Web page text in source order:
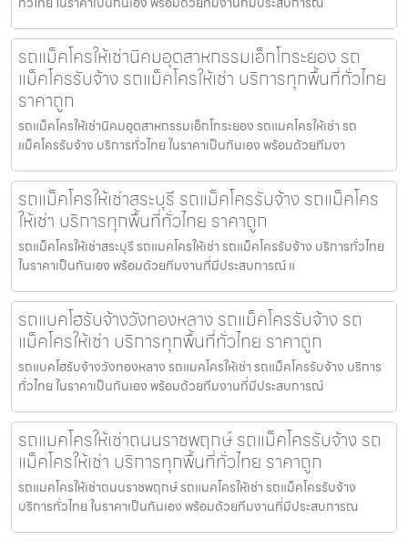
รถแม็คโครให้เช่านิคมอุตสาหกรรมเอ็กโกระยอง รถ
แม็คโครรับจ้าง รถแม็คโครให้เช่า บริการทุกพื้นที่ทั่วไทย
ราคาถูก
รถแม็คโครให้เช่านิคมอุตสาหกรรมเอ็กโกระยอง รถแมคโครให้เช่า รถ
แม็คโครรับจ้าง บริการทั่วไทย ในราคาเป็นกันเอง พร้อมด้วยทีมงา
รถแม็คโครให้เช่าสระบุรี รถแม็คโครรับจ้าง รถแม็คโคร
ให้เช่า บริการทุกพื้นที่ทั่วไทย ราคาถูก
รถแม็คโครให้เช่าสระบุรี รถแมคโครให้เช่า รถแม็คโครรับจ้าง บริการทั่วไทย
ในราคาเป็นกันเอง พร้อมด้วยทีมงานที่มีประสบการณ์ แ
รถแบคโฮรับจ้างวังทองหลาง รถแม็คโครรับจ้าง รถ
แม็คโครให้เช่า บริการทุกพื้นที่ทั่วไทย ราคาถูก
รถแบคโฮรับจ้างวังทองหลาง รถแมคโครให้เช่า รถแม็คโครรับจ้าง บริการ
ทั่วไทย ในราคาเป็นกันเอง พร้อมด้วยทีมงานที่มีประสบการณ์
รถแมคโครให้เช่าถนนราชพฤกษ์ รถแม็คโครรับจ้าง รถ
แม็คโครให้เช่า บริการทุกพื้นที่ทั่วไทย ราคาถูก
รถแมคโครให้เช่าถนนราชพฤกษ์ รถแมคโครให้เช่า รถแม็คโครรับจ้าง
บริการทั่วไทย ในราคาเป็นกันเอง พร้อมด้วยทีมงานที่มีประสบการณ